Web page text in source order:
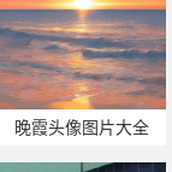
晚霞头像图片大全